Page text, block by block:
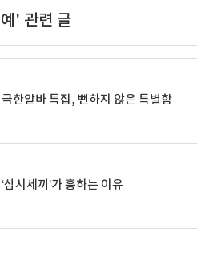
' 관련 글
한알바 특집, 뻔하지 않은 특별함
삼시세끼’가 흥하는 이유